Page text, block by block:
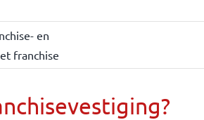
en
franchise